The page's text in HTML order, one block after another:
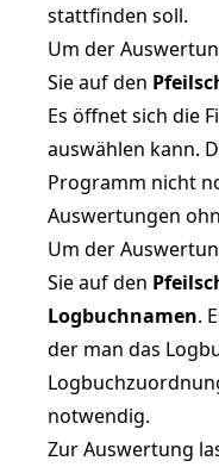
stattfinden soll.
Um der
Sie auf den
Es öffnet sich die
auswählen kann.
Programm nicht
Auswertungen
Um der
Sie auf den
Logbuchnamen.
der man das
notwendig.
Zur Auswertung